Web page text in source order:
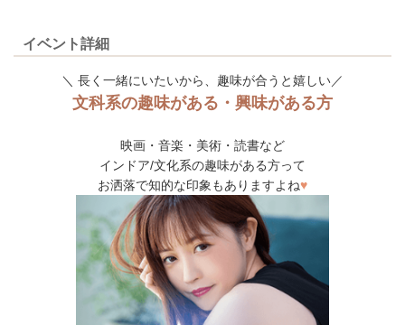
イベント詳細
＼ 長く一緒にいたいから、趣味が合うと嬉しい／
文科系の趣味がある・興味がある方
映画・音楽・美術・読書など
インドア/文化系の趣味がある方って
お洒落で知的な印象もありますよね♥